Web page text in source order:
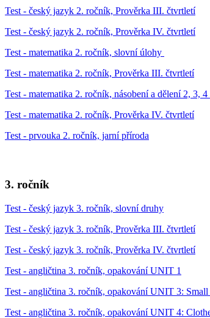
Test - český jazyk 2. ročník, Prověrka III. čtvrtletí
Test - český jazyk 2. ročník, Prověrka IV. čtvrtletí
Test - matematika 2. ročník, slovní úlohy
Test - matematika 2. ročník, Prověrka III. čtvrtletí
Test - matematika 2. ročník, násobení a dělení 2, 3, 4
Test - matematika 2. ročník, Prověrka IV. čtvrtletí
Test - prvouka 2. ročník, jarní příroda
3. ročník
Test - český jazyk 3. ročník, slovní druhy
Test - český jazyk 3. ročník, Prověrka III. čtvrtletí
Test - český jazyk 3. ročník, Prověrka IV. čtvrtletí
Test - angličtina 3. ročník, opakování UNIT 1
Test - angličtina 3. ročník, opakování UNIT 3: Small
Test - angličtina 3. ročník, opakování UNIT 4: